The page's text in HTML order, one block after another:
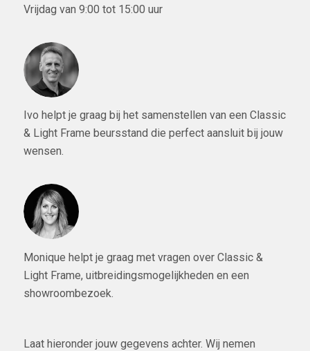
Vrijdag van 9:00 tot 15:00 uur
Ivo helpt je graag bij het samenstellen van een Classic
& Light Frame beursstand die perfect aansluit bij jouw
wensen.
Monique helpt je graag met vragen over Classic &
Light Frame, uitbreidingsmogelijkheden en een
showroombezoek.
Laat hieronder jouw gegevens achter. Wij nemen